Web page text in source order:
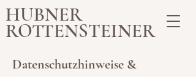
HUBNER
ROTTENSTEINER
Datenschutzhinweise &